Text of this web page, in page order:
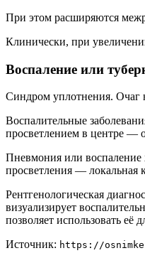
При этом расширяются
Клинически, при
Воспаление или
Синдром уплотнения. Очаг
Воспалительные
просветлением в центре —
Пневмония или воспаление
просветления — локальная
Рентгенологическая
визуализирует
позволяет использовать её
Источник: https://